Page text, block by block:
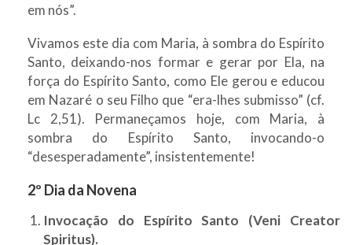
em nós”.
Vivamos este dia com Maria, à sombra do Espírito
Santo, deixando-nos formar e gerar por Ela, na
força do Espírito Santo, como Ele gerou e educou
em Nazaré o seu Filho que “era-lhes submisso” (cf.
Lc 2,51). Permaneçamos hoje, com Maria, à
sombra do Espírito Santo, invocando-o
“desesperadamente”, insistentemente!
2º Dia da Novena
Invocação do Espírito Santo (Veni Creator
Spiritus).